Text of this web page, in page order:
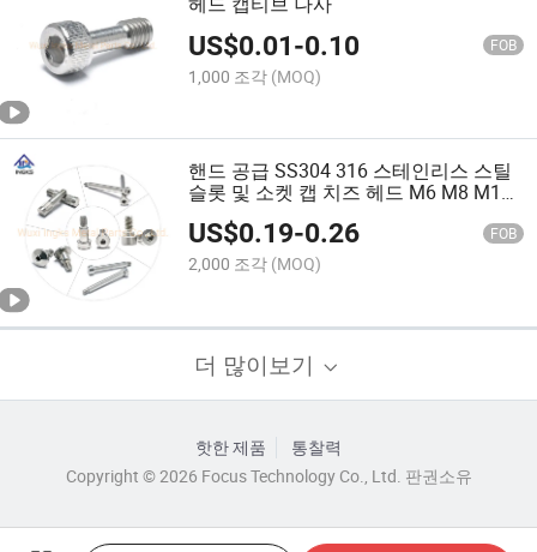
US$0.01-0.10 FOB
1,000 조각 (MOQ)
핸드 공급 SS304 316 스테인리스 스틸
슬롯 및 소켓 캡 치즈 헤드 M6 M8 M10
숄더 헤드 나사 볼트
US$0.19-0.26 FOB
2,000 조각 (MOQ)
더 많이보기
핫한 제품
통찰력
Copyright © 2026 Focus Technology Co., Ltd. 판권소유